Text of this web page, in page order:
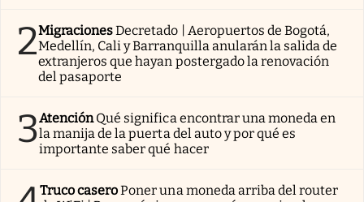
2MigracionesDecretado | Aeropuertos de Bogotá,
Medellín, Cali y Barranquilla anularán la salida de
extranjeros que hayan postergado la renovación
del pasaporte
3AtenciónQué significa encontrar una moneda en
la manija de la puerta del auto y por qué es
importante saber qué hacer
Truco caseroPoner una moneda arriba del router